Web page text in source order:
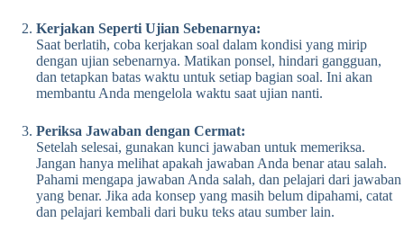
Kerjakan Seperti Ujian Sebenarnya:
Saat berlatih, coba kerjakan soal dalam kondisi yang mirip
dengan ujian sebenarnya. Matikan ponsel, hindari gangguan,
dan tetapkan batas waktu untuk setiap bagian soal. Ini akan
membantu Anda mengelola waktu saat ujian nanti.
Periksa Jawaban dengan Cermat:
Setelah selesai, gunakan kunci jawaban untuk memeriksa.
Jangan hanya melihat apakah jawaban Anda benar atau salah.
Pahami mengapa jawaban Anda salah, dan pelajari dari jawaban
yang benar. Jika ada konsep yang masih belum dipahami, catat
dan pelajari kembali dari buku teks atau sumber lain.